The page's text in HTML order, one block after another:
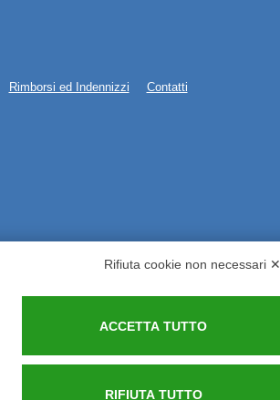
Rimborsi ed Indennizzi Contatti
Rifiuta cookie non necessari ✕
ACCETTA TUTTO
RIFIUTA TUTTO